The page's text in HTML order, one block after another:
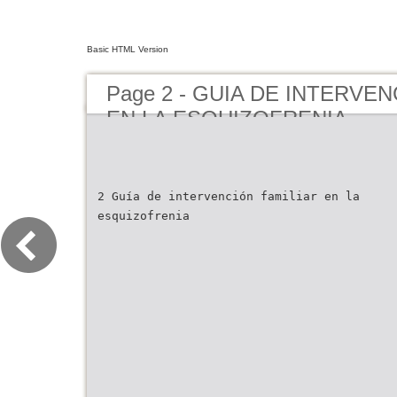
Basic HTML Version
Page 2 - GUIA DE
EN LA ESQUIZOFRENIA
2 Guía de intervención familiar en la
esquizofrenia